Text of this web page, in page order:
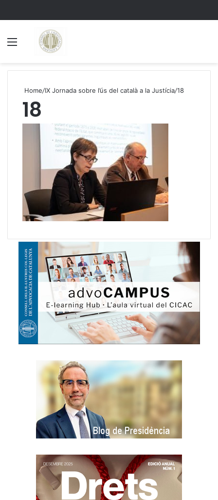
Home/IX Jornada sobre l’ús del català a la Justícia/18
18